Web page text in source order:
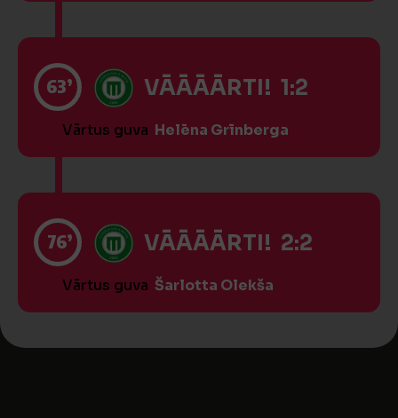
63’ VĀĀĀĀRTI! 1:2
Vārtus guva Helēna Grīnberga
76’ VĀĀĀĀRTI! 2:2
Vārtus guva Šarlotta Olekša